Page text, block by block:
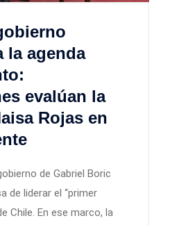
la agenda
evalúan la
Rojas en
de Gabriel Boric
de liderar el “primer
Chile. En ese marco, la